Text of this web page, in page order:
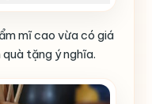
mĩ cao vừa có giá
tặng ý nghĩa.